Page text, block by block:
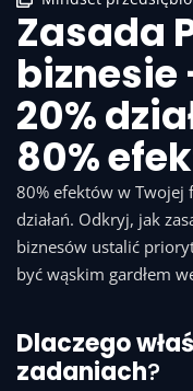
Zasada
biznesie
20%
80%
80% efektów w Twojej
działań. Odkryj, jak
biznesów ustalić
być wąskim gardłem
Dlaczego
zadaniach?